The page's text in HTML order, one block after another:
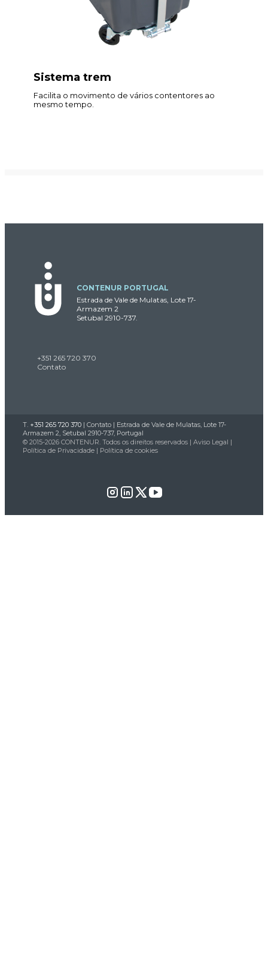
Sistema trem
Facilita o movimento de vários contentores ao
mesmo tempo.
CONTENUR PORTUGAL
Estrada de Vale de Mulatas, Lote 17-
Armazem 2
Setubal 2910-737.
+351 265 720 370
Contato
T. +351 265 720 370 | Contato | Estrada de Vale de Mulatas, Lote 17-
Armazem 2, Setubal 2910-737, Portugal
© 2015-2026 CONTENUR. Todos os direitos reservados | Aviso Legal |
Política de Privacidade | Política de cookies